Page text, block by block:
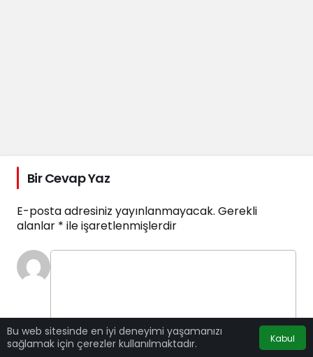
Bir Cevap Yaz
E-posta adresiniz yayınlanmayacak. Gerekli
alanlar * ile işaretlenmişlerdir
Yorumunuz
Bu web sitesinde en iyi deneyimi yaşamanızı
sağlamak için çerezler kullanılmaktadır.
Kabul